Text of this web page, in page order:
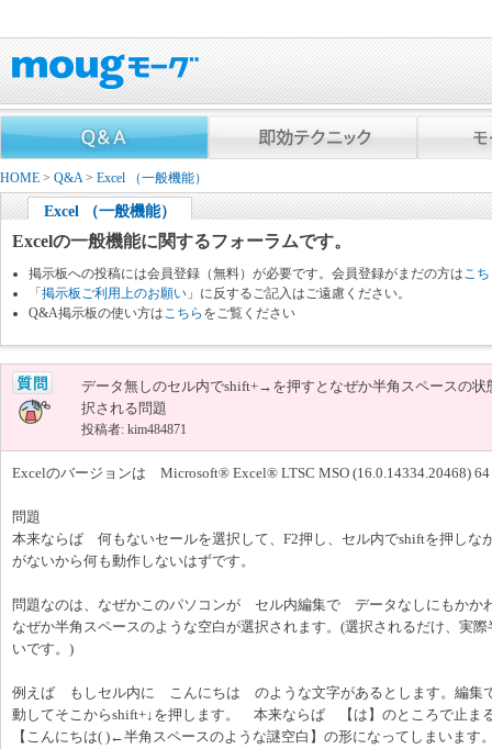
HOME > Q&A> Excel （一般機能）
Excel （一般機能）
Excelの一般機能に関するフォーラムです。
掲示板への投稿には会員登録（無料）が必要です。会員登録がまだの方は こ
「掲示板ご利用上のお願い 」に反するご記入はご遠慮ください。
Q&A掲示板の使い方は こちら をご覧ください
データ無しのセル内でshift+→を押すとなぜか半角スペースの状
択される問題
投稿者: kim484871
Excelのバージョンは Microsoft® Excel® LTSC MSO (16.0.14334.20468)
問題
本来ならば 何もないセールを選択して、F2押し、セル内でshiftを押しな
がないから何も動作しないはずです。
問題なのは、なぜかこのパソコンが セル内編集で データなしにもか
なぜか半角スペースのような空白が選択されます。(選択されるだけ、実
いです。)
例えば もしセル内に こんにちは のような文字があるとします。編集
動してそこからshift+↓を押します。 本来ならば 【は】のところで止
【こんにちは( )←半角スペースのような謎空白】の形になってしまいます